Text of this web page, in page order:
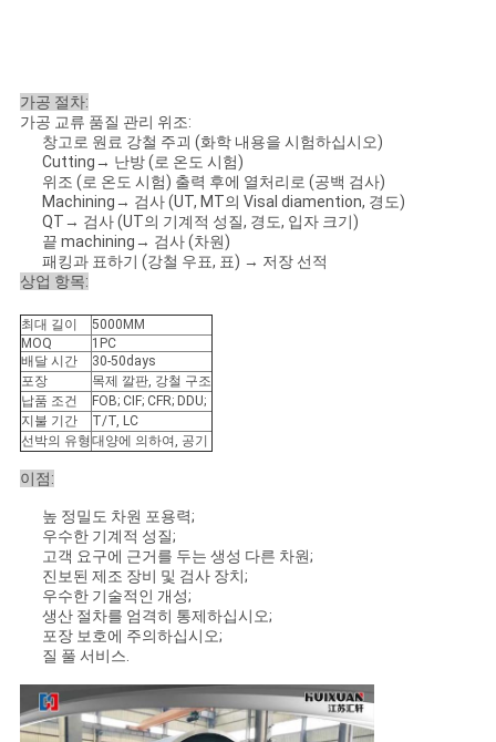
가공 절차:
가공 교류 품질 관리 위조:
창고로 원료 강철 주괴 (화학 내용을 시험하십시오)
Cutting→ 난방 (로 온도 시험)
위조 (로 온도 시험) 출력 후에 열처리로 (공백 검사)
Machining→ 검사 (UT, MT의 Visal diamention, 경도)
QT→ 검사 (UT의 기계적 성질, 경도, 입자 크기)
끝 machining→ 검사 (차원)
패킹과 표하기 (강철 우표, 표) → 저장 선적
상업 항목:
최대 길이
5000MM
MOQ
1PC
배달 시간
30-50days
포장
목제 깔판, 강철 구조
납품 조건
FOB; CIF; CFR; DDU;
지불 기간
T/T, LC
선박의 유형 대양에 의하여, 공기
이점:
높 정밀도 차원 포용력;
우수한 기계적 성질;
고객 요구에 근거를 두는 생성 다른 차원;
진보된 제조 장비 및 검사 장치;
우수한 기술적인 개성;
생산 절차를 엄격히 통제하십시오;
포장 보호에 주의하십시오;
질 풀 서비스.